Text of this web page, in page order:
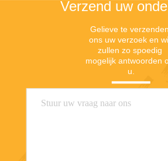
Verzend uw
Gelieve te verzenden
ons uw verzoek en
zullen zo spoedig
mogelijk antwoorden
u.